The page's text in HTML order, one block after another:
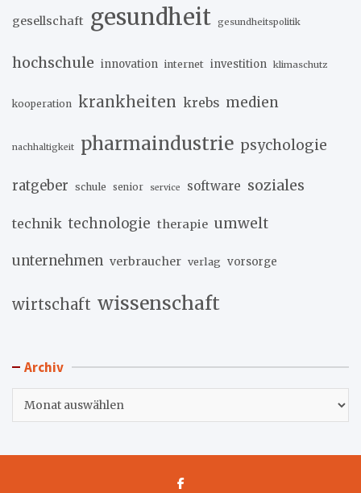
gesellschaft gesundheit gesundheitspolitik
hochschule innovation internet investition klimaschutz
kooperation krankheiten krebs medien
nachhaltigkeit pharmaindustrie psychologie
ratgeber schule senior service software soziales
technik technologie therapie umwelt
unternehmen verbraucher verlag vorsorge
wirtschaft wissenschaft
Archiv